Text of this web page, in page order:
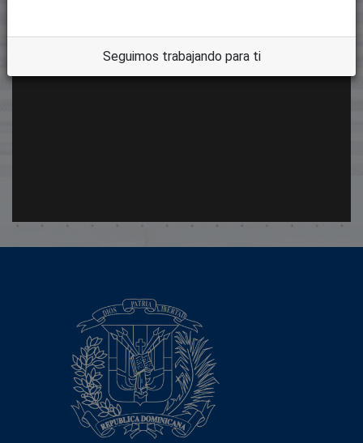
Seguimos trabajando para ti